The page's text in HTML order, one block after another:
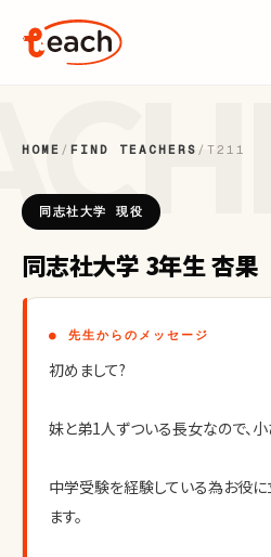
HOME / FIND TEACHERS / T211
同志社大学 現役
同志社大学 3年生 杏果
● 先生からのメッセージ
初めまして?
妹と弟1人ずついる長女なので、小
中学受験を経験している為お役
ます。